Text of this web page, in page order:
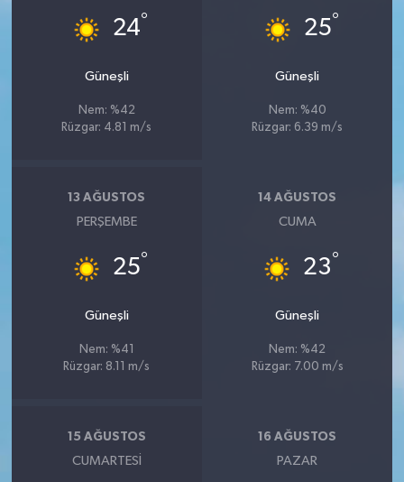
24°
Güneşli
Nem: %42
Rüzgar: 4.81 m/s
25°
Güneşli
Nem: %40
Rüzgar: 6.39 m/s
13 AĞUSTOS
PERŞEMBE
25°
Güneşli
Nem: %41
Rüzgar: 8.11 m/s
14 AĞUSTOS
CUMA
23°
Güneşli
Nem: %42
Rüzgar: 7.00 m/s
15 AĞUSTOS
CUMARTESI
16 AĞUSTOS
PAZAR